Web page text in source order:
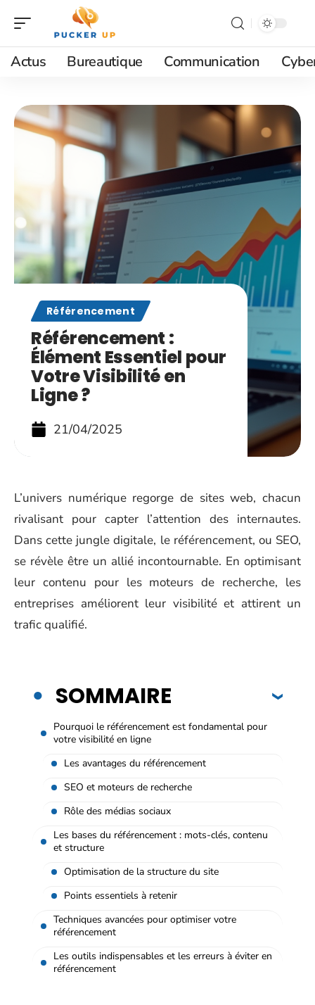
Actus Bureautique Communication
Référencement
Référencement :
Élément Essentiel pour
Votre Visibilité en
Ligne ?
21/04/2025
L’univers numérique regorge de sites web, chacun
rivalisant pour capter l’attention des internautes.
Dans cette jungle digitale, le référencement, ou SEO,
se révèle être un allié incontournable. En optimisant
leur contenu pour les moteurs de recherche, les
entreprises améliorent leur visibilité et attirent un
trafic qualifié.
SOMMAIRE
Pourquoi le référencement est fondamental pour
votre visibilité en ligne
Les avantages du référencement
SEO et moteurs de recherche
Rôle des médias sociaux
Les bases du référencement : mots-clés, contenu
et structure
Optimisation de la structure du site
Points essentiels à retenir
Techniques avancées pour optimiser votre
référencement
Les outils indispensables et les erreurs à éviter en
référencement